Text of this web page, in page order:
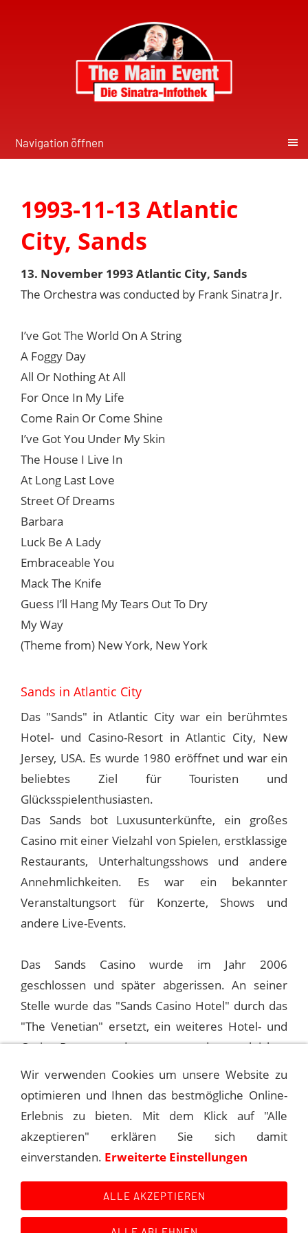
Navigation öffnen
1993-11-13 Atlantic
City, Sands
13. November 1993 Atlantic City, Sands
The Orchestra was conducted by Frank Sinatra Jr.
I’ve Got The World On A String
A Foggy Day
All Or Nothing At All
For Once In My Life
Come Rain Or Come Shine
I’ve Got You Under My Skin
The House I Live In
At Long Last Love
Street Of Dreams
Barbara
Luck Be A Lady
Embraceable You
Mack The Knife
Guess I’ll Hang My Tears Out To Dry
My Way
(Theme from) New York, New York
Sands in Atlantic City
Das "Sands" in Atlantic City war ein berühmtes
Hotel- und Casino-Resort in Atlantic City, New
Jersey, USA. Es wurde 1980 eröffnet und war ein
beliebtes Ziel für Touristen und
Glücksspielenthusiasten.
Das Sands bot Luxusunterkünfte, ein großes
Casino mit einer Vielzahl von Spielen, erstklassige
Restaurants, Unterhaltungsshows und andere
Annehmlichkeiten. Es war ein bekannter
Veranstaltungsort für Konzerte, Shows und
andere Live-Events.
Das Sands Casino wurde im Jahr 2006
geschlossen und später abgerissen. An seiner
Stelle wurde das "Sands Casino Hotel" durch das
"The Venetian" ersetzt, ein weiteres Hotel- und
Casino-Resort, das von der gleichen
Muttergesellschaft betrieben wird.
1993-11-11 ATLANTIC CITY, SANDS
1993-11-14 ATLANTIC CITY, SANDS
Wir verwenden Cookies um unsere Website zu
optimieren und Ihnen das bestmögliche Online-
Erlebnis zu bieten. Mit dem Klick auf "Alle
akzeptieren" erklären Sie sich damit
einverstanden. Erweiterte Einstellungen
ALLE AKZEPTIEREN